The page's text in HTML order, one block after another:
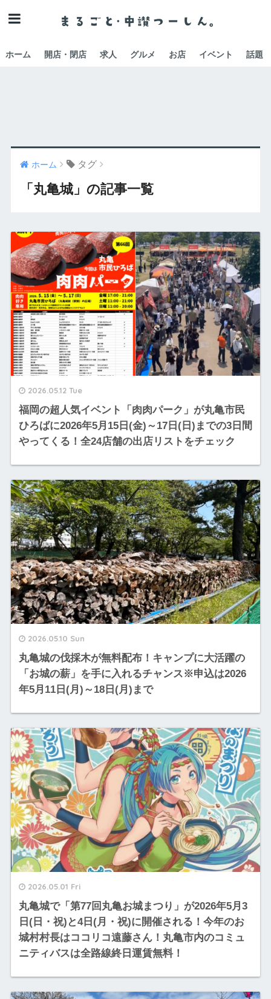
ホーム 開店・閉店 求人 グルメ お店 イベント 話題
ホーム タグ
「丸亀城」の記事一覧
2026.05.12 Tue
福岡の超人気イベント「肉肉パーク」が丸亀市民
ひろばに2026年5月15日(金)～17日(日)までの3日間
やってくる！全24店舗の出店リストをチェック
2026.05.10 Sun
丸亀城の伐採木が無料配布！キャンプに大活躍の
「お城の薪」を手に入れるチャンス※申込は2026
年5月11日(月)～18日(月)まで
2026.05.01 Fri
丸亀城で「第77回丸亀お城まつり」が2026年5月3
日(日・祝)と4日(月・祝)に開催される！今年のお
城村村長はココリコ遠藤さん！丸亀市内のコミュ
ニティバスは全路線終日運賃無料！